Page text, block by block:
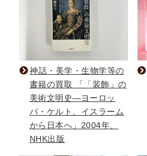
神話・美学・生物学等の
書籍の買取 「「装飾」の
美術文明史―ヨーロッ
パ・ケルト、イスラーム
から日本へ」2004年、
NHK出版